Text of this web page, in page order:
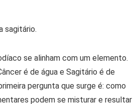
se alinham com um elemento.
é de água e Sagitário é de
pergunta que surge é: como
podem se misturar e resultar